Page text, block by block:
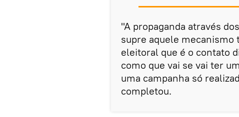
"A propaganda através
supre aquele mecanismo
eleitoral que é o contato
como que vai se vai ter
uma campanha só
completou.